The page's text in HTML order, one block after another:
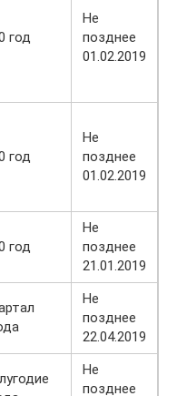
год
Не
позднее
01.02.2019
год
Не
позднее
01.02.2019
год
Не
позднее
21.01.2019
Не
позднее
22.04.2019
Не
позднее